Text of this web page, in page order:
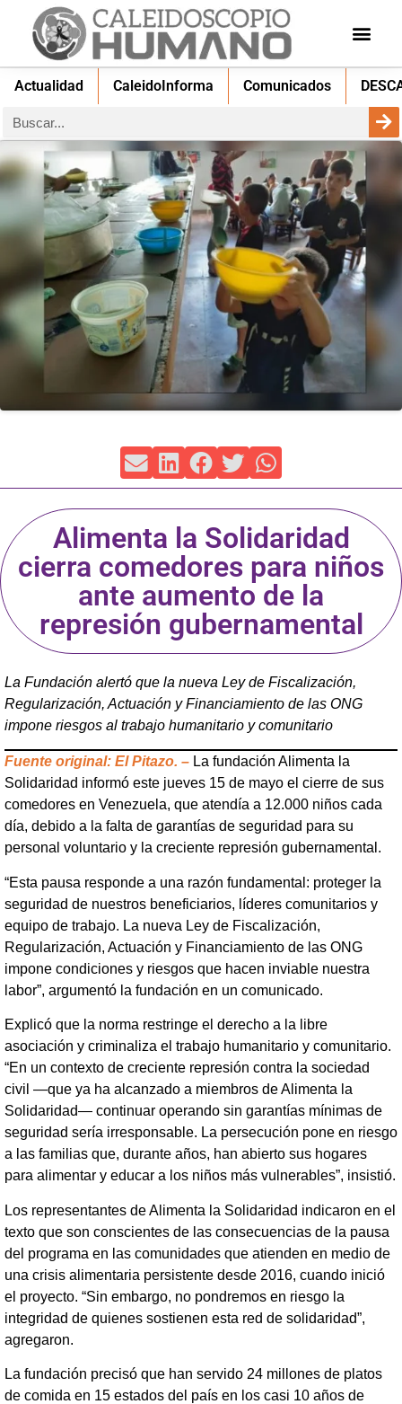
Actualidad CaleidoInforma Comunicados
Alimenta la Solidaridad
cierra comedores para niños
ante aumento de la
represión gubernamental
La Fundación alertó que la nueva Ley de Fiscalización,
Regularización, Actuación y Financiamiento de las ONG
impone riesgos al trabajo humanitario y comunitario
Fuente original: El Pitazo. – La fundación Alimenta la
Solidaridad informó este jueves 15 de mayo el cierre de sus
comedores en Venezuela, que atendía a 12.000 niños cada
día, debido a la falta de garantías de seguridad para su
personal voluntario y la creciente represión gubernamental.
“Esta pausa responde a una razón fundamental: proteger la
seguridad de nuestros beneficiarios, líderes comunitarios y
equipo de trabajo. La nueva Ley de Fiscalización,
Regularización, Actuación y Financiamiento de las ONG
impone condiciones y riesgos que hacen inviable nuestra
labor”, argumentó la fundación en un comunicado.
Explicó que la norma restringe el derecho a la libre
asociación y criminaliza el trabajo humanitario y comunitario.
“En un contexto de creciente represión contra la sociedad
civil —que ya ha alcanzado a miembros de Alimenta la
Solidaridad— continuar operando sin garantías mínimas de
seguridad sería irresponsable. La persecución pone en riesgo
a las familias que, durante años, han abierto sus hogares
para alimentar y educar a los niños más vulnerables”, insistió.
Los representantes de Alimenta la Solidaridad indicaron en el
texto que son conscientes de las consecuencias de la pausa
del programa en las comunidades que atienden en medio de
una crisis alimentaria persistente desde 2016, cuando inició
el proyecto. “Sin embargo, no pondremos en riesgo la
integridad de quienes sostienen esta red de solidaridad”,
agregaron.
La fundación precisó que han servido 24 millones de platos
de comida en 15 estados del país en los casi 10 años de